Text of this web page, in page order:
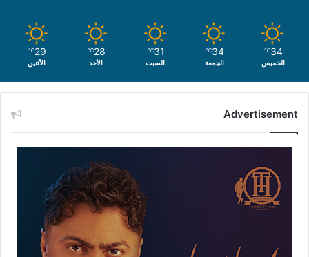
34
℃
الخميس
34
℃
الجمعة
31
℃
السبت
28
℃
الأحد
29
℃
الأثنين
Advertisement